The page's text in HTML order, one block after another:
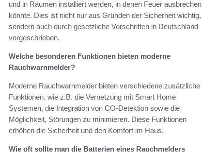
und in Räumen installiert werden, in denen Feuer ausbrechen
könnte. Dies ist nicht nur aus Gründen der Sicherheit wichtig,
sondern auch durch gesetzliche Vorschriften in Deutschland
vorgeschrieben.
Welche besonderen Funktionen bieten moderne
Rauchwarnmelder?
Moderne Rauchwarnmelder bieten verschiedene zusätzliche
Funktionen, wie z.B. die Vernetzung mit Smart Home
Systemen, die Integration von CO-Detektion sowie die
Möglichkeit, Störungen zu minimieren. Diese Funktionen
erhöhen die Sicherheit und den Komfort im Haus.
Wie oft sollte man die Batterien eines Rauchmelders